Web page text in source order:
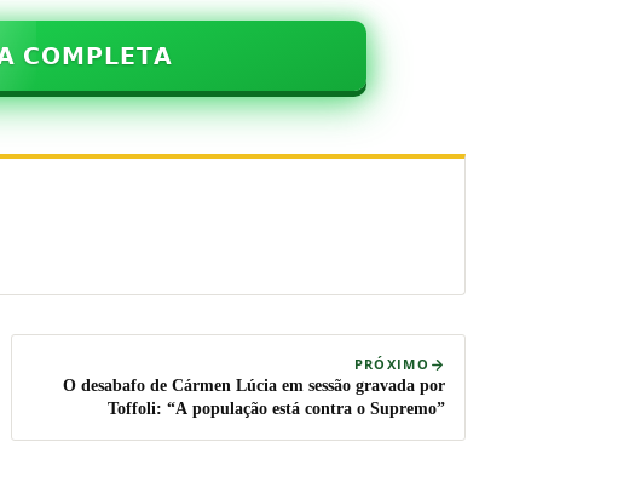
𝗖𝗢𝗠𝗣𝗟𝗘𝗧𝗔
PRÓXIMO
O desabafo de Cármen Lúcia em sessão gravada por
Toffoli: “A população está contra o Supremo”